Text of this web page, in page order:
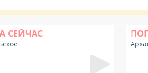
СЕЙЧАС